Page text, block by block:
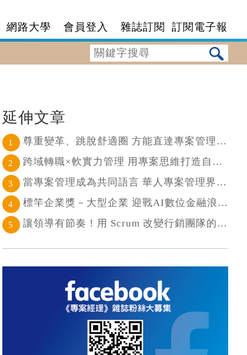
網路大學 會員登入 雜誌訂閱 訂閱電子報
延伸文章
1 尊重變革、跳脫舒適圈 方能直達專案管理核心
2 跨域轉職×軟實力管理 用專案思維打造自己的斜槓人生
3 當專案管理成為共同語言 華人專案管理界最高榮耀引領的變革時代
4 標竿企業獎－大型企業 迎戰AI數位金融浪潮 超越傳統的組織再定義
5 讓領導有節奏！用 Scrum 改變行銷團隊的協作節奏